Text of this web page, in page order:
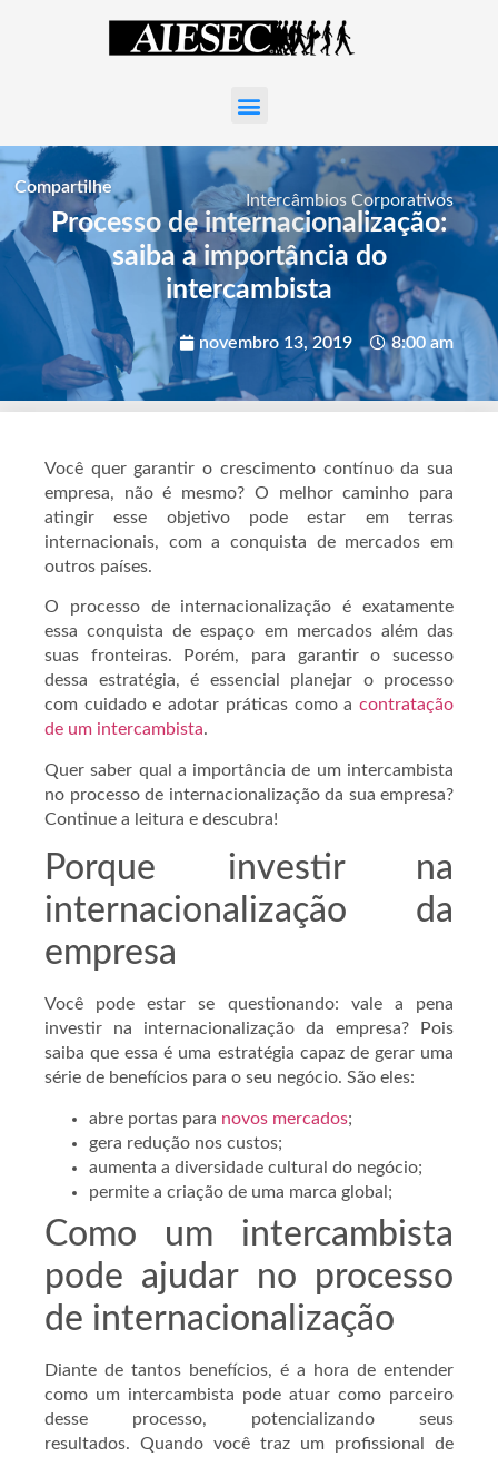
Intercâmbios Corporativos
Processo de internacionalização:
saiba a importância do
intercambista
novembro 13, 2019 8:00 am
Você quer garantir o crescimento contínuo da sua
empresa, não é mesmo? O melhor caminho para
atingir esse objetivo pode estar em terras
internacionais, com a conquista de mercados em
outros países.
O processo de internacionalização é exatamente
essa conquista de espaço em mercados além das
suas fronteiras. Porém, para garantir o sucesso
dessa estratégia, é essencial planejar o processo
com cuidado e adotar práticas como a contratação
de um intercambista.
Quer saber qual a importância de um intercambista
no processo de internacionalização da sua empresa?
Continue a leitura e descubra!
Porque investir na
internacionalização da
empresa
Você pode estar se questionando: vale a pena
investir na internacionalização da empresa? Pois
saiba que essa é uma estratégia capaz de gerar uma
série de benefícios para o seu negócio. São eles:
abre portas para novos mercados;
gera redução nos custos;
aumenta a diversidade cultural do negócio;
permite a criação de uma marca global;
Como um intercambista
pode ajudar no processo
de internacionalização
Diante de tantos benefícios, é a hora de entender
como um intercambista pode atuar como parceiro
desse processo, potencializando seus
resultados. Quando você traz um profissional de
Compartilhe